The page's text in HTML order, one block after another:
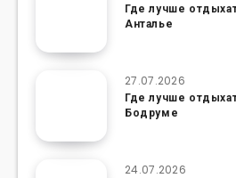
Где лучше
Анталье
27.07.2026
Где лучше
Бодруме
24.07.2026